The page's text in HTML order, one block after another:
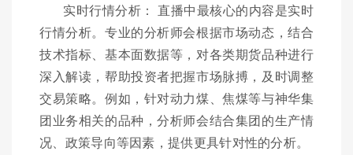
实时行情分析： 直播中最核心的内容是实时
行情分析。专业的分析师会根据市场动态，结合
技术指标、基本面数据等，对各类期货品种进行
深入解读，帮助投资者把握市场脉搏，及时调整
交易策略。例如，针对动力煤、焦煤等与神华集
团业务相关的品种，分析师会结合集团的生产情
况、政策导向等因素，提供更具针对性的分析。